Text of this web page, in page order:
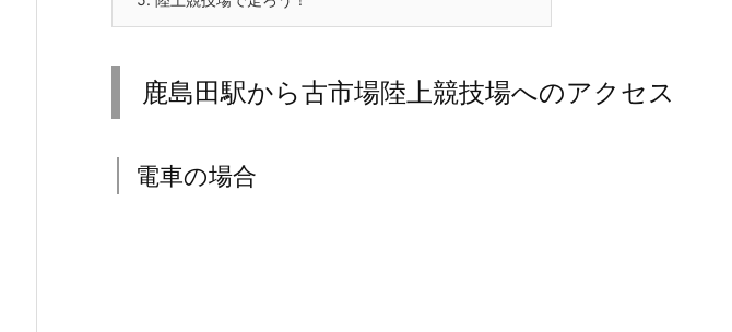
鹿島田駅から古市場陸上競技場へのアクセス
電車の場合